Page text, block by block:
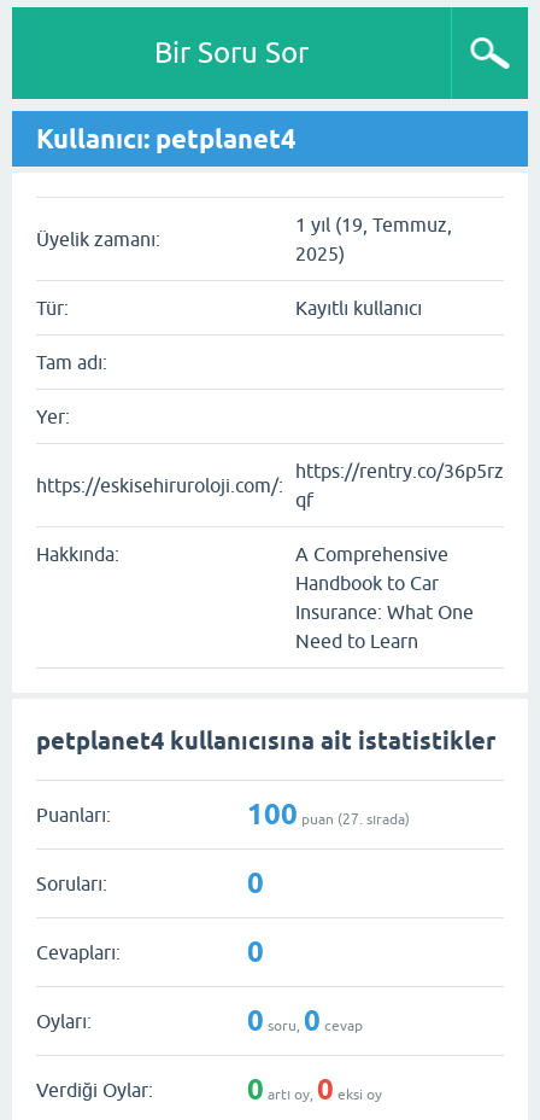
Bir Soru Sor
Kullanıcı: petplanet4
Üyelik zamanı:
1 yıl (19, Temmuz,
2025)
Tür: Kayıtlı kullanıcı
Tam adı:
Yer:
https://eskisehiruroloji.com/:
https://rentry.co/36p5rz
qf
Hakkında:
A Comprehensive
Handbook to Car
Insurance: What One
Need to Learn
petplanet4 kullanıcısına ait istatistikler
Puanları: 100 puan (27 . sırada)
Soruları: 0
Cevapları: 0
Oyları: 0 soru, 0 cevap
Verdiği Oylar: 0 artı oy, 0 eksi oy